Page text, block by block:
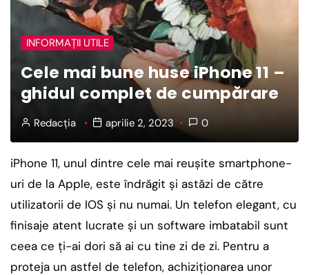
INFORMAȚII UTILE
Cele mai bune huse iPhone 11 –
ghidul complet de cumpărare
Redacția aprilie 2, 2023 0
iPhone 11, unul dintre cele mai reușite smartphone-
uri de la Apple, este îndrăgit și astăzi de către
utilizatorii de IOS și nu numai. Un telefon elegant, cu
finisaje atent lucrate și un software imbatabil sunt
ceea ce ți-ai dori să ai cu tine zi de zi. Pentru a
proteja un astfel de telefon, achiziționarea unor